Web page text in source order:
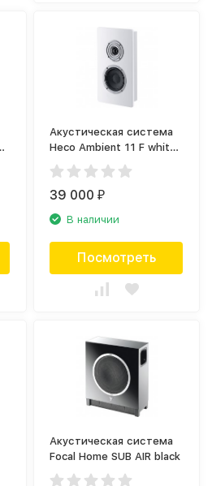
Акустическая система
Heco Ambient 11 F white
(пара)
39 000₽
В наличии
Посмотреть
Акустическая система
Focal Home SUB AIR black